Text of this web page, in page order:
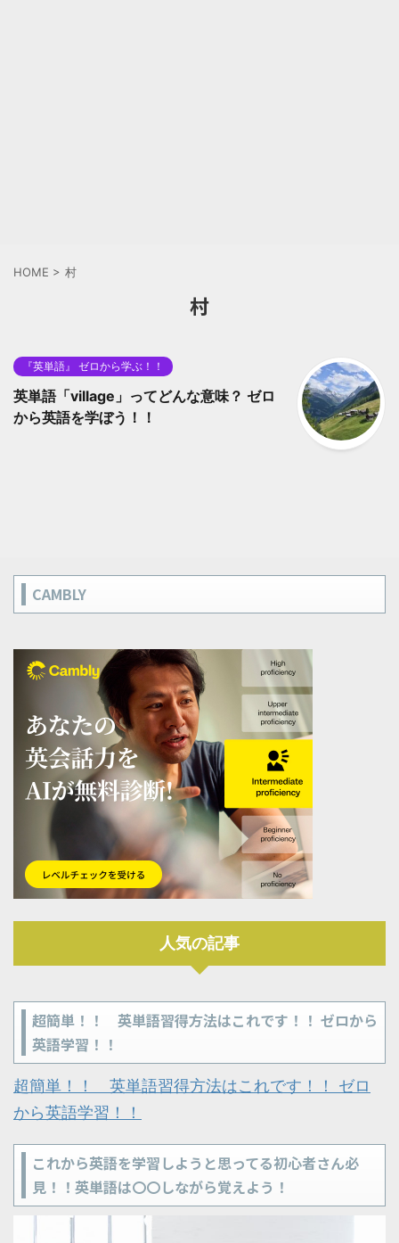
HOME > 村
村
『英単語』 ゼロから学ぶ！！
英単語「village」ってどんな意味？ ゼロ
から英語を学ぼう！！
CAMBLY
人気の記事
超簡単！！ 英単語習得方法はこれです！！ ゼロから
英語学習！！
超簡単！！ 英単語習得方法はこれです！！ ゼロ
から英語学習！！
これから英語を学習しようと思ってる初心者さん必
見！！英単語は〇〇しながら覚えよう！